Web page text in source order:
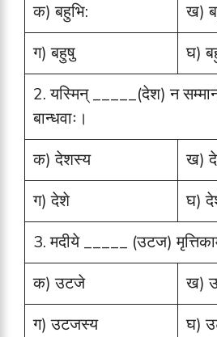
क) बहुभि:
ख)
ग) बहुषु
घ)
2. यस्मिन् _____(देश) न
बान्धवाः।
क) देशस्य
ख)
ग) देशे
घ)
3. मदीये _____ (उटज)
क) उटजे
ख)
ग) उटजस्य
घ)